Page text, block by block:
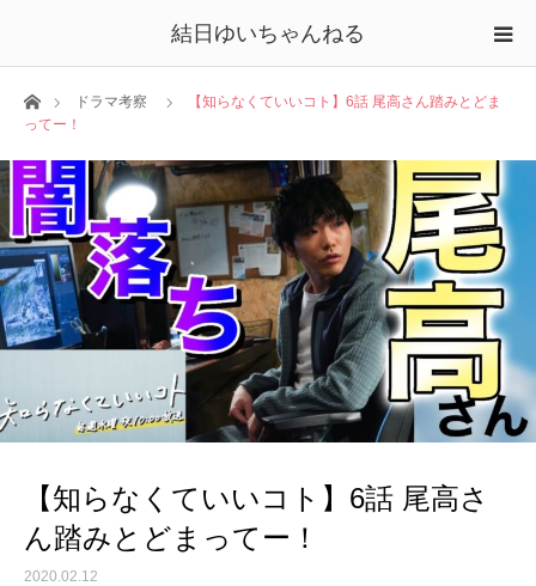
結日ゆいちゃんねる
ホームドラマ考察
【知らなくていいコト】6話 尾高さん踏みとどま
ってー！
【知らなくていいコト】6話 尾高さ
ん踏みとどまってー！
2020.02.12